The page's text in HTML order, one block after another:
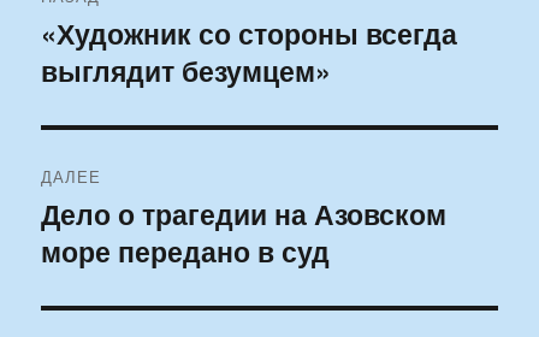
по
записям
Предыдущая
запись:
«Художник со стороны всегда
выглядит безумцем»
ДАЛЕЕ
Следующая
запись:
Дело о трагедии на Азовском
море передано в суд